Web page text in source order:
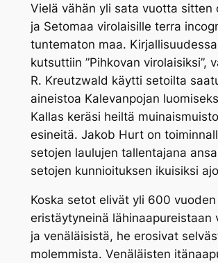
Vielä vähän yli sata vuotta sitten
ja Setomaa virolaisille terra
tuntematon maa.
kutsuttiin ”Pihkovan virolaisiksi”,
R. Kreutzwald käytti setoilta
aineistoa Kalevanpojan
Kallas keräsi heiltä
esineitä. Jakob Hurt on
setojen laulujen tallentajana
setojen kunnioituksen ikuisiksi
Koska setot elivät yli 600
eristäytyneinä lähinaapureistaan
ja venäläisistä, he erosivat
molemmista. Venäläisten